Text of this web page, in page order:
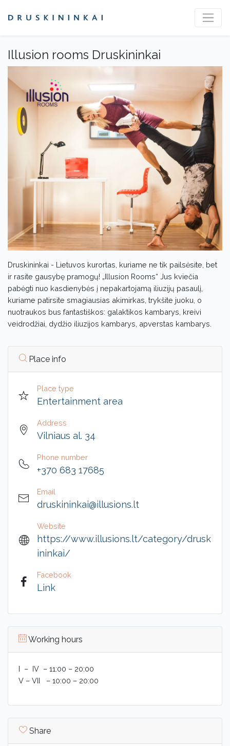
Illusion rooms Druskininkai
Druskininkai - Lietuvos kurortas, kuriame ne tik pailsėsite, bet
ir rasite gausybę pramogų! „Illusion Rooms“ Jus kviečia
pabėgti nuo kasdienybės į nepakartojamą iliuzijų pasaulį,
kuriame patirsite smagiausias akimirkas, trykšite juoku, o
nuotraukos bus fantastiškos: galaktikos kambarys, kreivi
veidrodžiai, dydžio iliuzijos kambarys, apverstas kambarys.
Place info
Place type
Entertainment area
Address
Vilniaus al. 34
Phone number
+370 683 17685
Email
druskininkai@illusions.lt
Website
https://www.illusions.lt/category/drusk
ininkai/
Facebook
Link
Working hours
I – IV – 11:00 – 20:00
V – VII – 10:00 – 20:00
Share